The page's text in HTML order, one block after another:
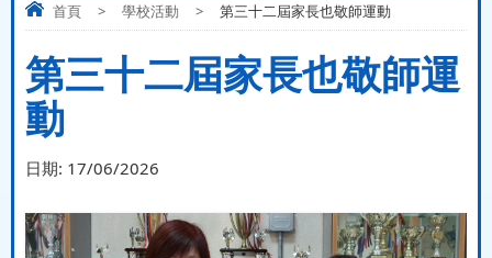
首頁 > 學校活動 > 第三十二屆家長也敬師運動
第三十二屆家長也敬師運
動
日期: 17/06/2026